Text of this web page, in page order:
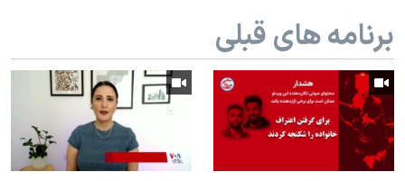
نرگس محمدی برنده جایزه نوبل صلح
همایش محافظه‌کاران آمریکا «سی‌پک»
صفحه‌های ویژه
سفر پرزیدنت ترامپ به چین
برنامه های قبلی